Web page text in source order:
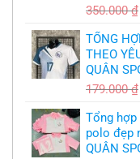
350.000₫
TỔNG
THEO
QUÂN
179.000₫
Tổng
polo đẹp
QUÂN